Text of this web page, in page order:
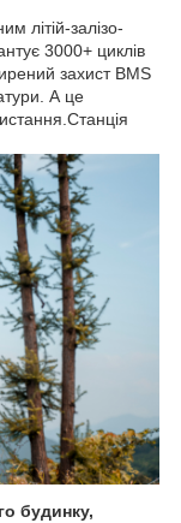
літій-залізо-
3000+ циклів
захист BMS
А це
будинку,